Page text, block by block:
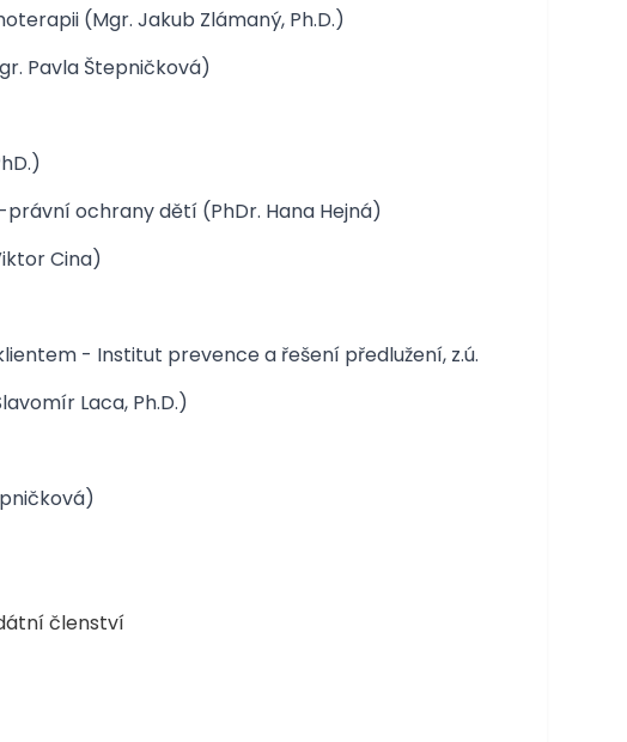
(Mgr. Jakub Zlámaný, Ph.D.)
Pavla Štepničková)
ochrany dětí (PhDr. Hana Hejná)
Cina)
- Institut prevence a řešení předlužení, z.ú.
Laca, Ph.D.)
členství